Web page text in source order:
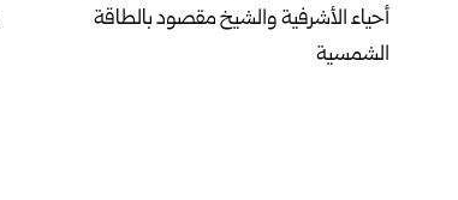
أحياء الأشرفية والشيخ مقصود بالطاقة
الشمسية